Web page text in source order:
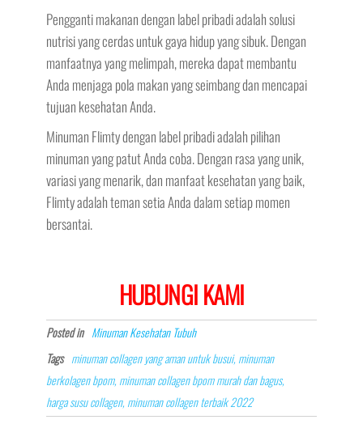
Pengganti makanan dengan label pribadi adalah solusi
nutrisi yang cerdas untuk gaya hidup yang sibuk. Dengan
manfaatnya yang melimpah, mereka dapat membantu
Anda menjaga pola makan yang seimbang dan mencapai
tujuan kesehatan Anda.
Minuman Flimty dengan label pribadi adalah pilihan
minuman yang patut Anda coba. Dengan rasa yang unik,
variasi yang menarik, dan manfaat kesehatan yang baik,
Flimty adalah teman setia Anda dalam setiap momen
bersantai.
HUBUNGI KAMI
Posted in Minuman Kesehatan Tubuh
Tags minuman collagen yang aman untuk busui, minuman
berkolagen bpom, minuman collagen bpom murah dan bagus,
harga susu collagen, minuman collagen terbaik 2022